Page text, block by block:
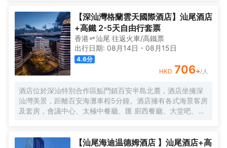
總站約10分鐘，距G15瀋海高速長沙灣出入口約16分鐘。 酒
店是全球第二大酒店集團錦江酒店旗下國際品牌全新5.0系列
旗艦店，以“新商旅、深睡眠”為核心品牌價值，打造專屬於五
感合一的沉浸式體驗。 酒店設立於綜合體第13至第25層，享
受高樓層高視野優勢，擁有大堂休閒區、雲餐廳、健身房、
自助洗衣房、會議室等配套，信利中央廣場停車位較多，集
合商業商場、KTV、高端寫字樓、美食，為賓客提供一站式
商旅新生活體驗。 酒店秉承“誠信，專業，高效，務實”的服
務理念，“用心服務，以誠待人”的服務宗旨，歡迎五湖四海賓
客光臨！
【深汕灣格蘭雲天國際酒店】汕尾酒店
+高鐵 2-5天自由行套票
香港 汕尾 往返火車/高鐵票
出行日期: 08月14日 - 08月15日
4.6分
HKD 706+/人
酒店位於深汕特別合作區鮜門鎮百安半島北麓，酒店坐擁深
汕灣美景，距離百安海灘車程5分鐘。酒店擁有各式海景客房
及套房，會議中心、太極中餐廳、匯 廚西餐廳、大堂吧、健
【汕尾海迪温德姆酒店 】汕尾酒店+高